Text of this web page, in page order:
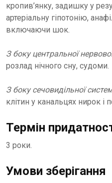
кропив’янку, задишку у
артеріальну гіпотонію,
включаючи шок.
З боку центральної
розлад нічного сну, судоми.
З боку сечовидільної
клітин у канальцях нирок і
Термін
3 роки.
Умови зберігання